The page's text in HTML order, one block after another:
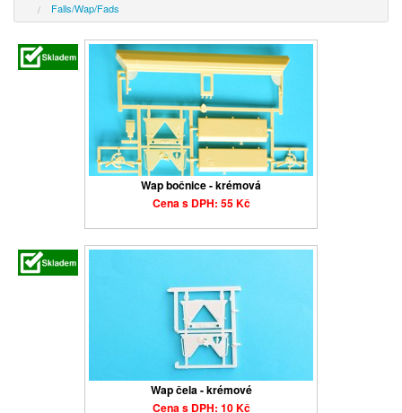
Falls/Wap/Fads
Wap bočnice - krémová
Cena s DPH: 55 Kč
Wap čela - krémové
Cena s DPH: 10 Kč